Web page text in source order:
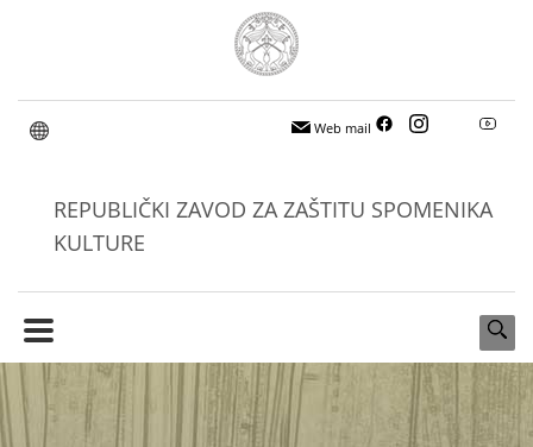
Web mail
REPUBLIČKI ZAVOD ZA ZAŠTITU SPOMENIKA
KULTURE